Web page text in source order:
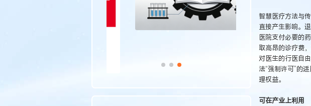
智慧医疗方法与
直接产生影响。
医院支付必要的
取高昂的诊疗费
对医生的行医自
法“强制许可”的
理权益。
可在产业上利用